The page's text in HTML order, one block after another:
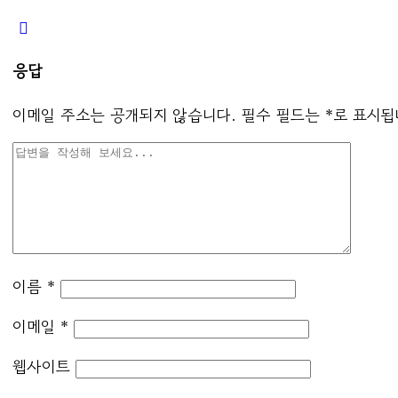
응답
이메일 주소는 공개되지 않습니다. 필수 필드는 *로 표시
이름 *
이메일 *
웹사이트